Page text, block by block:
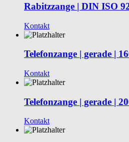
Rabitzzange | DIN ISO
Kontakt
Telefonzange | gerade |
Kontakt
Telefonzange | gerade |
Kontakt